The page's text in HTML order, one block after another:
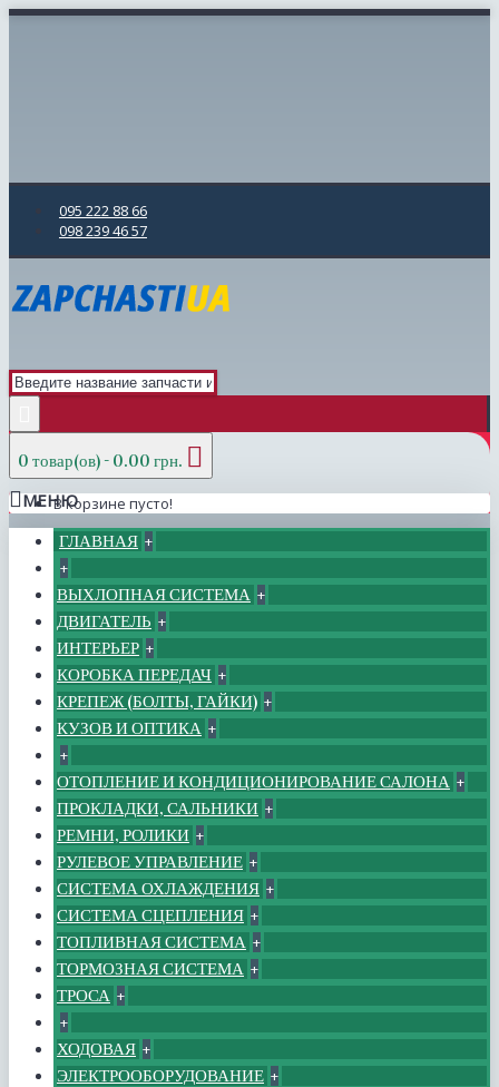
095 222 88 66
098 239 46 57
0 товар(ов) - 0.00 грн.
В корзине пусто!
МЕНЮ
ГЛАВНАЯ +
+
ВЫХЛОПНАЯ СИСТЕМА +
ДВИГАТЕЛЬ +
ИНТЕРЬЕР +
КОРОБКА ПЕРЕДАЧ +
КРЕПЕЖ (БОЛТЫ, ГАЙКИ) +
КУЗОВ И ОПТИКА +
+
ОТОПЛЕНИЕ И КОНДИЦИОНИРОВАНИЕ САЛОНА +
ПРОКЛАДКИ, САЛЬНИКИ +
РЕМНИ, РОЛИКИ +
РУЛЕВОЕ УПРАВЛЕНИЕ +
СИСТЕМА ОХЛАЖДЕНИЯ +
СИСТЕМА СЦЕПЛЕНИЯ +
ТОПЛИВНАЯ СИСТЕМА +
ТОРМОЗНАЯ СИСТЕМА +
ТРОСА +
+
ХОДОВАЯ +
ЭЛЕКТРООБОРУДОВАНИЕ +